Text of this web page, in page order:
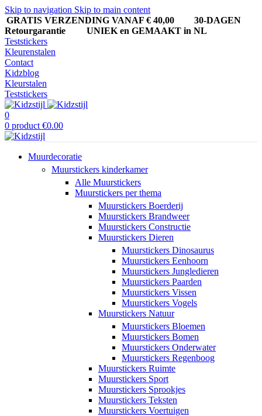
Skip to navigation Skip to main content
GRATIS VERZENDING VANAF € 40,00
30-DAGEN
Retourgarantie UNIEK en GEMAAKT in NL
Teststickers
Kleurenstalen
Contact
Kidzblog
Kleurstalen
Teststickers
0
0 product €0.00
Muurdecoratie
Muurstickers kinderkamer
Alle Muurstickers
Muurstickers per thema
Muurstickers Boerderij
Muurstickers Brandweer
Muurstickers Constructie
Muurstickers Dieren
Muurstickers Dinosaurus
Muurstickers Eenhoorn
Muurstickers Jungledieren
Muurstickers Paarden
Muurstickers Vissen
Muurstickers Vogels
Muurstickers Natuur
Muurstickers Bloemen
Muurstickers Bomen
Muurstickers Onderwater
Muurstickers Regenboog
Muurstickers Ruimte
Muurstickers Sport
Muurstickers Sprookjes
Muurstickers Teksten
Muurstickers Voertuigen